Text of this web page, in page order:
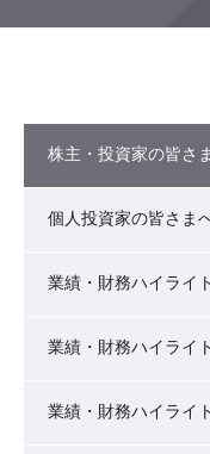
株主・投資家の皆さま
個人投資家の皆さま
業績・財務ハイライト
業績・財務ハイライ
業績・財務ハイライ